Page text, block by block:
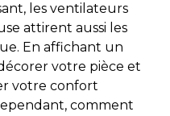
les ventilateurs
attirent aussi les
En affichant un
votre pièce et
votre confort
comment